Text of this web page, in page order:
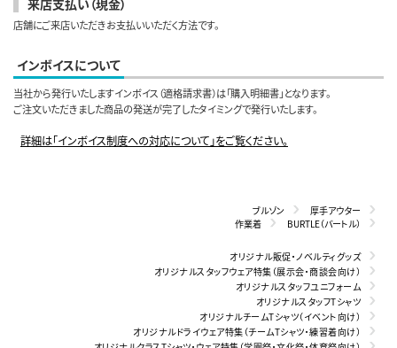
来店支払い（現金）
店舗にご来店いただきお支払いいただく方法です。
インボイスについて
当社から発行いたしますインボイス（適格請求書）は「購入明細書」となります。
ご注文いただきました商品の発送が完了したタイミングで発行いたします。
詳細は「インボイス制度への対応について」をご覧ください。
ブルゾン
厚手アウター
作業着
BURTLE（バートル）
オリジナル販促・ノベルティグッズ
オリジナルスタッフウェア特集（展示会・商談会向け）
オリジナルスタッフユニフォーム
オリジナルスタッフTシャツ
オリジナルチームTシャツ（イベント向け）
オリジナルドライウェア特集（チームTシャツ・練習着向け）